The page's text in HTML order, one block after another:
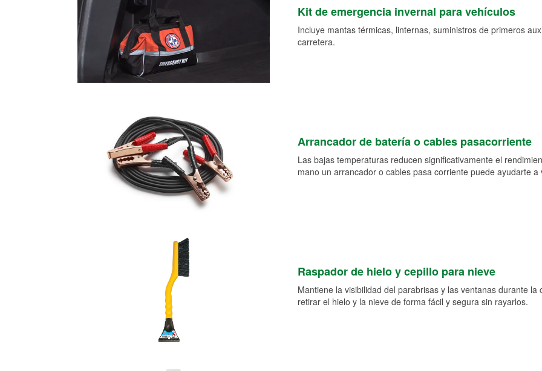
Kit de emergencia invernal para vehículos
Incluye mantas térmicas, linternas, suministros de primeros
carretera.
Arrancador de batería o cables pasacorriente
Las bajas temperaturas reducen significativamente el
mano un arrancador o cables pasa corriente puede ayudarte
Raspador de hielo y cepillo para nieve
Mantiene la visibilidad del parabrisas y las ventanas durante
retirar el hielo y la nieve de forma fácil y segura sin rayarlos.